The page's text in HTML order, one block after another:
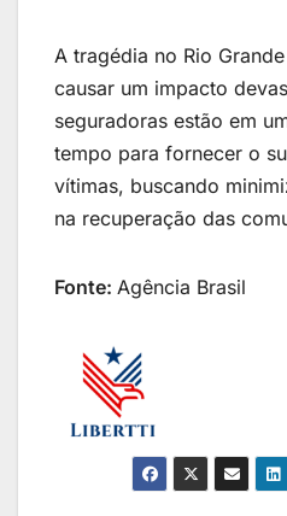
A tragédia no Rio
causar um impacto
seguradoras estão em
tempo para fornecer o
vítimas, buscando
na recuperação das
Fonte: Agência Brasil